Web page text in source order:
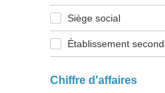
Siège social
Établissement
Chiffre d'affaires